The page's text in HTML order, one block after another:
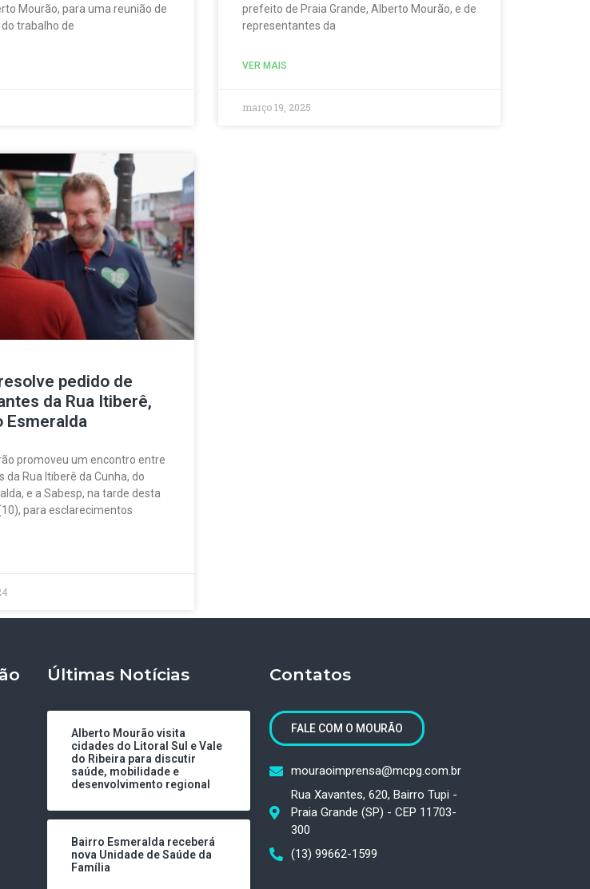
Mourão, para uma reunião de
trabalho de
prefeito de Praia Grande, Alberto Mourão, e de
representantes da
VER MAIS
março 19, 2025
pedido de
da Rua Itiberê,
Esmeralda
promoveu um encontro entre
da Rua Itiberê da Cunha, do
e a Sabesp, na tarde desta
para esclarecimentos
Últimas Notícias
Alberto Mourão visita
cidades do Litoral Sul e Vale
do Ribeira para discutir
saúde, mobilidade e
desenvolvimento regional
Bairro Esmeralda receberá
nova Unidade de Saúde da
Família
Contatos
FALE COM O MOURÃO
mouraoimprensa@mcpg.com.br
Rua Xavantes, 620, Bairro Tupi -
Praia Grande (SP) - CEP 11703-
300
(13) 99662-1599